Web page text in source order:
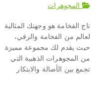
المجوهرات
تاج الفخامة هو وجهتك المثالية
لعالم من الفخامة والرقي،
حيث يقدم لك مجموعة مميزة
من المجوهرات الذهبية التي
تجمع بين الأصالة والابتكار